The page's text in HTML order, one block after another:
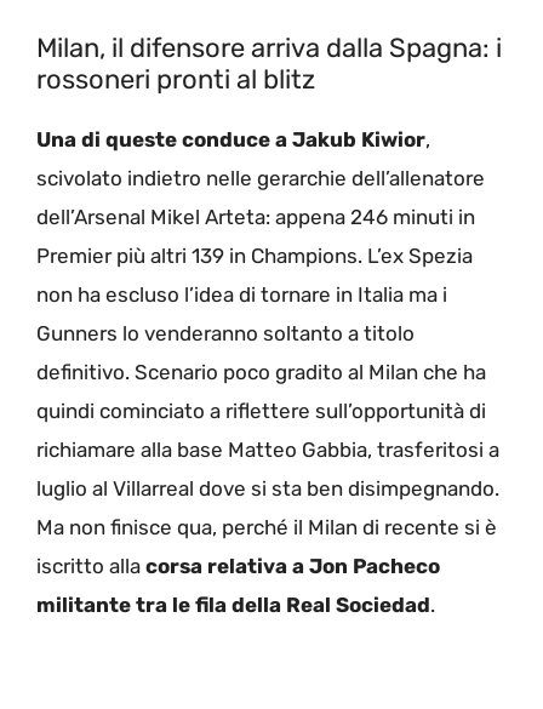
Milan, il difensore arriva dalla Spagna: i
rossoneri pronti al blitz
Una di queste conduce a Jakub Kiwior,
scivolato indietro nelle gerarchie dell’allenatore
dell’Arsenal Mikel Arteta: appena 246 minuti in
Premier più altri 139 in Champions. L’ex Spezia
non ha escluso l’idea di tornare in Italia ma i
Gunners lo venderanno soltanto a titolo
definitivo. Scenario poco gradito al Milan che ha
quindi cominciato a riflettere sull’opportunità di
richiamare alla base Matteo Gabbia, trasferitosi a
luglio al Villarreal dove si sta ben disimpegnando.
Ma non finisce qua, perché il Milan di recente si è
iscritto alla corsa relativa a Jon Pacheco
militante tra le fila della Real Sociedad.